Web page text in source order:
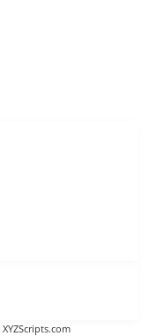
XYZScripts.com